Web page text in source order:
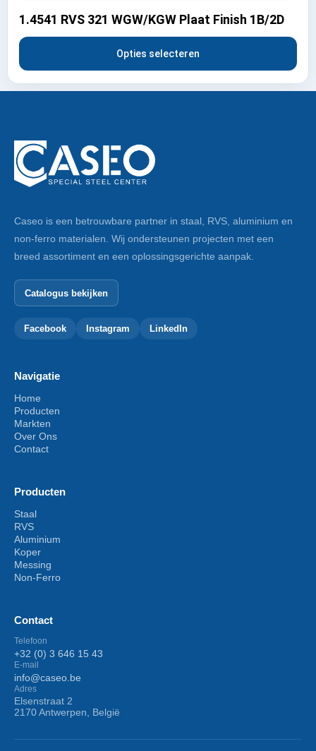
1.4541 RVS 321 WGW/KGW Plaat Finish 1B/2D
Opties selecteren
Caseo is een betrouwbare partner in staal, RVS, aluminium en
non-ferro materialen. Wij ondersteunen projecten met een
breed assortiment en een oplossingsgerichte aanpak.
Catalogus bekijken
Facebook Instagram LinkedIn
Navigatie
Home
Producten
Markten
Over Ons
Contact
Producten
Staal
RVS
Aluminium
Koper
Messing
Non-Ferro
Contact
Telefoon
+32 (0) 3 646 15 43
E-mail
info@caseo.be
Adres
Elsenstraat 2
2170 Antwerpen, België